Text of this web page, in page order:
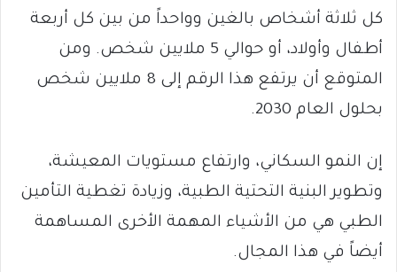
كل ثلاثة أشخاص بالغين وواحداً من بين كل أربعة
أطفال وأولاد، أو حوالي 5 ملايين شخص. ومن
المتوقع أن يرتفع هذا الرقم إلى 8 ملايين شخص
بحلول العام 2030.
إن النمو السكاني، وارتفاع مستويات المعيشة،
وتطوير البنية التحتية الطبية، وزيادة تغطية التأمين
الطبي هي من الأشياء المهمة الأخرى المساهمة
أيضاً في هذا المجال.